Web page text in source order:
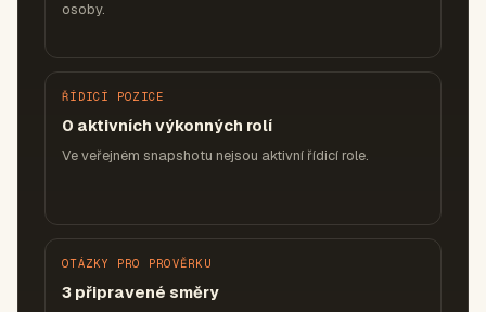
osoby.
ŘÍDICÍ POZICE
0 aktivních výkonných rolí
Ve veřejném snapshotu nejsou aktivní řídicí role.
OTÁZKY PRO PROVĚRKU
3 připravené směry